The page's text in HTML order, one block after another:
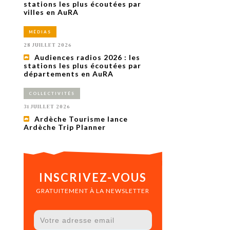
de
sur
1 AN
stations les plus écoutées par
villes en AuRA
MÉDIAS
28 JUILLET 2026
Audiences radios 2026 : les
stations les plus écoutées par
départements en AuRA
COLLECTIVITÉS
31 JUILLET 2026
Ardèche Tourisme lance
Ardèche Trip Planner
INSCRIVEZ-VOUS
GRATUITEMENT À LA NEWSLETTER